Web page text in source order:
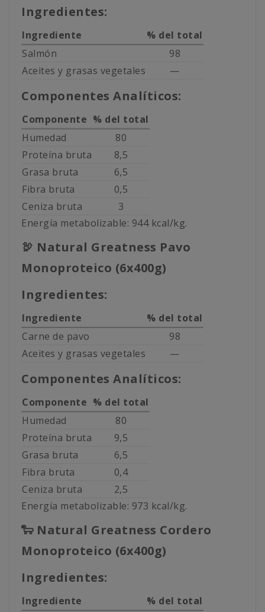
Ingredientes:
Ingrediente
% del total
Salmón
98
Aceites y grasas vegetales
—
Componentes Analíticos:
Componente % del total
Humedad
80
Proteína bruta
8,5
Grasa bruta
6,5
Fibra bruta
0,5
Ceniza bruta
3
Energía metabolizable: 944 kcal/kg.
🦃 Natural Greatness Pavo
Monoproteico (6x400g)
Ingredientes:
Ingrediente
% del total
Carne de pavo
98
Aceites y grasas vegetales
—
Componentes Analíticos:
Componente % del total
Humedad
80
Proteína bruta
9,5
Grasa bruta
6,5
Fibra bruta
0,4
Ceniza bruta
2,5
Energía metabolizable: 973 kcal/kg.
🐑 Natural Greatness Cordero
Monoproteico (6x400g)
Ingredientes:
Ingrediente
% del total